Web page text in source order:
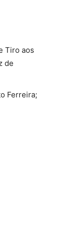
Tiro aos
de
Ferreira;